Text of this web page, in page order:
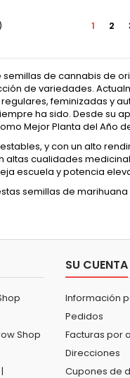
1 2
de cannabis de
de variedades.
feminizadas y
ha sido. Desde su
Mejor Planta del Año
y con un alto
altas cualidades
escuela y potencia
semillas de
Shop
SU CUENTA
Información
Pedidos
Facturas por
Direcciones
Cupones de